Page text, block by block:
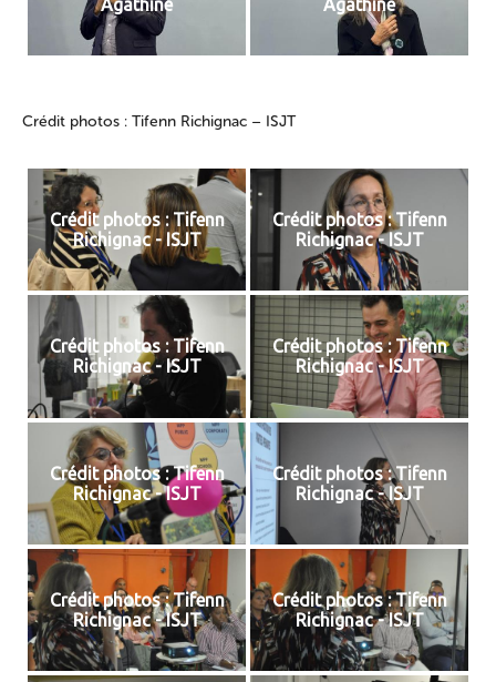
Agathine
Agathine
Crédit photos : Tifenn Richignac – ISJT
Crédit photos : Tifenn
Richignac - ISJT
Crédit photos : Tifenn
Richignac - ISJT
Crédit photos : Tifenn
Richignac - ISJT
Crédit photos : Tifenn
Richignac - ISJT
Crédit photos : Tifenn
Richignac - ISJT
Crédit photos : Tifenn
Richignac - ISJT
Crédit photos : Tifenn
Richignac - ISJT
Crédit photos : Tifenn
Richignac - ISJT